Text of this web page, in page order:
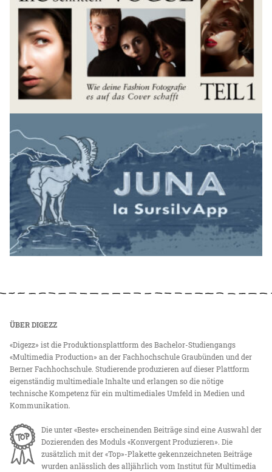
ÜBER DIGEZZ
«Digezz» ist die Produktionsplattform des Bachelor-Studiengangs
«Multimedia Production» an der Fachhochschule Graubünden und der
Berner Fachhochschule. Studierende produzieren auf dieser Plattform
eigenständig multimediale Inhalte und erlangen so die nötige
technische Kompetenz für ein multimediales Umfeld in Medien und
Kommunikation.
Die unter «Beste» erscheinenden Beiträge sind eine Auswahl der
Dozierenden des Moduls «Konvergent Produzieren». Die
zusätzlich mit der «Top»-Plakette gekennzeichneten Beiträge
wurden anlässlich des alljährlich vom Institut für Multimedia